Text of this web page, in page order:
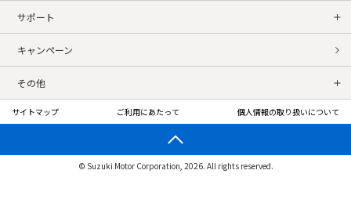
サポート
キャンペーン
その他
サイトマップ ご利用にあたって 個人情報の取り扱いについて
© Suzuki Motor Corporation, 2026. All rights reserved.